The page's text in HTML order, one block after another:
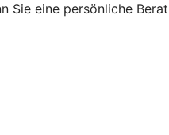
Sie eine persönliche